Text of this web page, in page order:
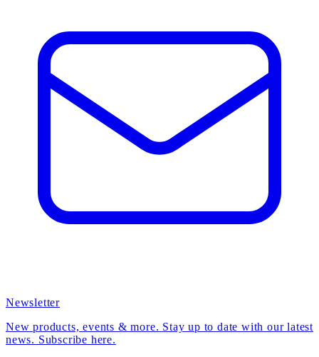
Newsletter
New products, events & more. Stay up to date with our latest
news. Subscribe here.